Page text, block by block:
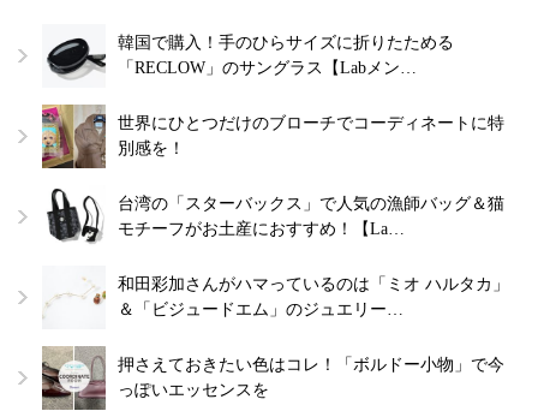
韓国で購入！手のひらサイズに折りたためる
「RECLOW」のサングラス【Labメン…
世界にひとつだけのブローチでコーディネートに特
別感を！
台湾の「スターバックス」で人気の漁師バッグ＆猫
モチーフがお土産におすすめ！【La…
和田彩加さんがハマっているのは「ミオ ハルタカ」
＆「ビジュードエム」のジュエリー…
押さえておきたい色はコレ！「ボルドー小物」で今
っぽいエッセンスを